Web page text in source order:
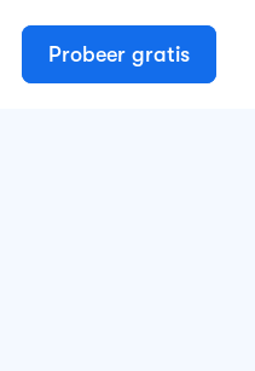
Probeer gratis